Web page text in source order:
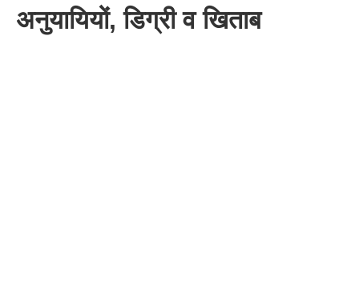
अनुयायियों, डिग्री व खिताब